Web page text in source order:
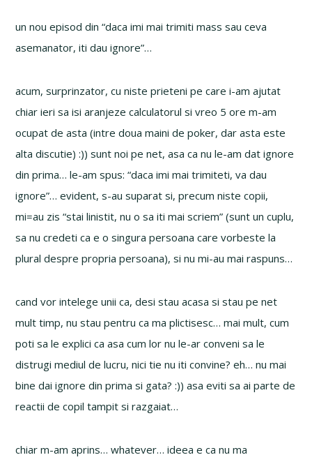
un nou episod din “daca imi mai trimiti mass sau ceva
asemanator, iti dau ignore”…
acum, surprinzator, cu niste prieteni pe care i-am ajutat
chiar ieri sa isi aranjeze calculatorul si vreo 5 ore m-am
ocupat de asta (intre doua maini de poker, dar asta este
alta discutie) :)) sunt noi pe net, asa ca nu le-am dat ignore
din prima… le-am spus: “daca imi mai trimiteti, va dau
ignore”… evident, s-au suparat si, precum niste copii,
mi=au zis “stai linistit, nu o sa iti mai scriem” (sunt un cuplu,
sa nu credeti ca e o singura persoana care vorbeste la
plural despre propria persoana), si nu mi-au mai raspuns…
cand vor intelege unii ca, desi stau acasa si stau pe net
mult timp, nu stau pentru ca ma plictisesc… mai mult, cum
poti sa le explici ca asa cum lor nu le-ar conveni sa le
distrugi mediul de lucru, nici tie nu iti convine? eh… nu mai
bine dai ignore din prima si gata? :)) asa eviti sa ai parte de
reactii de copil tampit si razgaiat…
chiar m-am aprins… whatever… ideea e ca nu ma